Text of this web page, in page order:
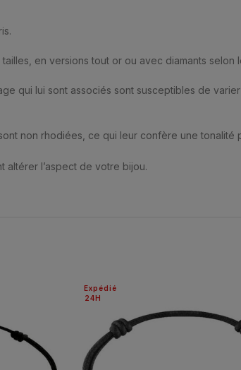
en versions tout or ou avec diamants selon
qui lui sont associés sont susceptibles de
non rhodiées, ce qui leur confère une
altérer l’aspect de votre bijou.
24H
Expédié